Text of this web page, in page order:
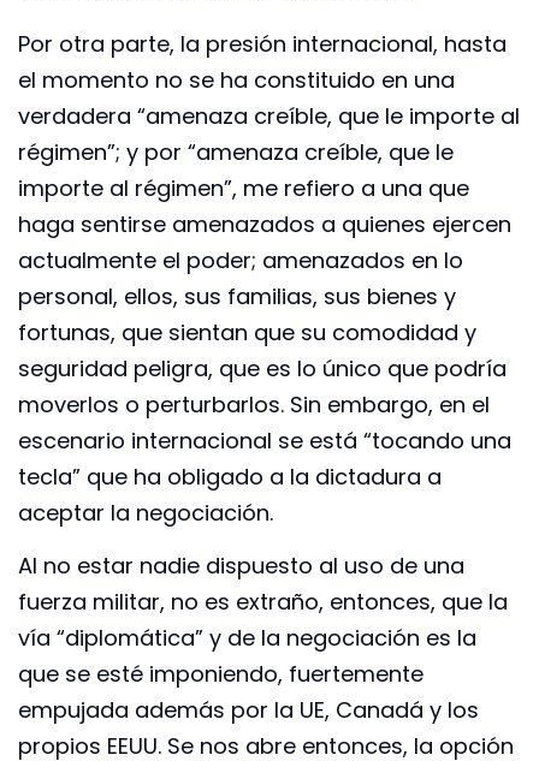
Por otra parte, la presión internacional, hasta
el momento no se ha constituido en una
verdadera “amenaza creíble, que le importe al
régimen”; y por “amenaza creíble, que le
importe al régimen”, me refiero a una que
haga sentirse amenazados a quienes ejercen
actualmente el poder; amenazados en lo
personal, ellos, sus familias, sus bienes y
fortunas, que sientan que su comodidad y
seguridad peligra, que es lo único que podría
moverlos o perturbarlos. Sin embargo, en el
escenario internacional se está “tocando una
tecla” que ha obligado a la dictadura a
aceptar la negociación.
Al no estar nadie dispuesto al uso de una
fuerza militar, no es extraño, entonces, que la
vía “diplomática” y de la negociación es la
que se esté imponiendo, fuertemente
empujada además por la UE, Canadá y los
propios EEUU. Se nos abre entonces, la opción